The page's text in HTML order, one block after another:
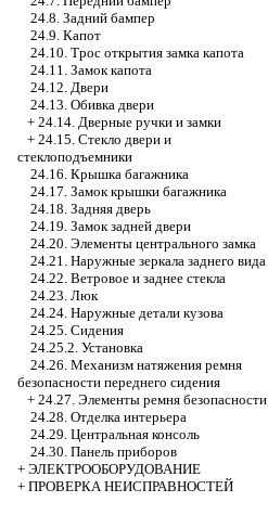
24.8. Задний бампер
24.9. Капот
24.10. Трос открытия замка капота
24.11. Замок капота
24.12. Двери
24.13. Обивка двери
+ 24.14. Дверные ручки и замки
+ 24.15. Стекло двери и
стеклоподъемники
24.16. Крышка багажника
24.17. Замок крышки багажника
24.18. Задняя дверь
24.19. Замок задней двери
24.20. Элементы центрального замка
24.21. Наружные зеркала заднего вида
24.22. Ветровое и заднее стекла
24.23. Люк
24.24. Наружные детали кузова
24.25. Сидения
24.25.2. Установка
24.26. Механизм натяжения ремня
безопасности переднего сидения
+ 24.27. Элементы ремня безопасности
24.28. Отделка интерьера
24.29. Центральная консоль
24.30. Панель приборов
+ ЭЛЕКТРООБОРУДОВАНИЕ
+ ПРОВЕРКА НЕИСПРАВНОСТЕЙ